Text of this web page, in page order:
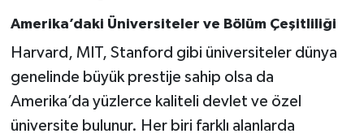
Amerika’daki Üniversiteler ve Bölüm Çeşitliliği
Harvard, MIT, Stanford gibi üniversiteler dünya
genelinde büyük prestije sahip olsa da
Amerika’da yüzlerce kaliteli devlet ve özel
üniversite bulunur. Her biri farklı alanlarda